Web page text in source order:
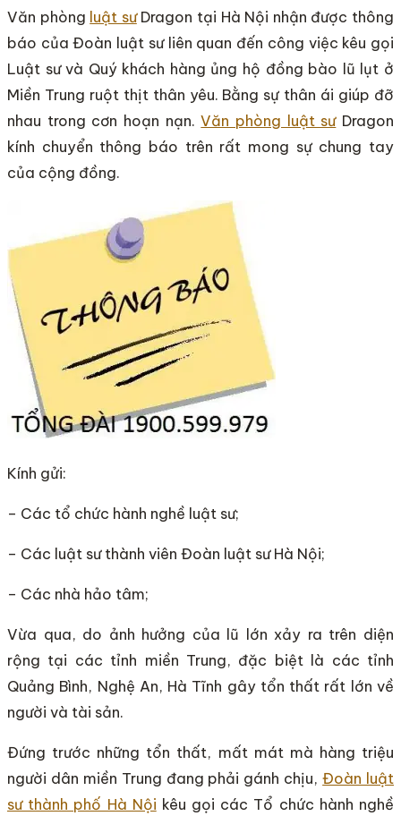
Văn phòng luật sưDragon tại Hà Nội nhận được thông
báo của Đoàn luật sư liên quan đến công việc kêu gọi
Luật sư và Quý khách hàng ủng hộ đồng bào lũ lụt ở
Miền Trung ruột thịt thân yêu. Bằng sự thân ái giúp đỡ
nhau trong cơn hoạn nạn.Văn phòng luật sưDragon
kính chuyển thông báo trên rất mong sự chung tay
của cộng đồng.
Kính gửi:
– Các tổ chức hành nghề luật sư;
– Các luật sư thành viên Đoàn luật sư Hà Nội;
– Các nhà hảo tâm;
Vừa qua, do ảnh hưởng của lũ lớn xảy ra trên diện
rộng tại các tỉnh miền Trung, đặc biệt là các tỉnh
Quảng Bình, Nghệ An, Hà Tĩnh gây tổn thất rất lớn về
người và tài sản.
Đứng trước những tổn thất, mất mát mà hàng triệu
người dân miền Trung đang phải gánh chịu,Đoàn luật
sư thành phố Hà Nội kêu gọi các Tổ chức hành nghề